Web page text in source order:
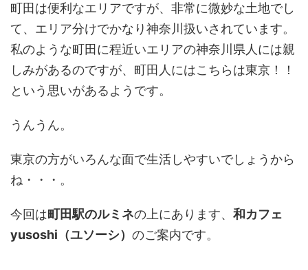
町田は便利なエリアですが、非常に微妙な土地でし
て、エリア分けでかなり神奈川扱いされています。
私のような町田に程近いエリアの神奈川県人には親
しみがあるのですが、町田人にはこちらは東京！！
という思いがあるようです。
うんうん。
東京の方がいろんな面で生活しやすいでしょうから
ね・・・。
今回は町田駅のルミネの上にあります、 和カフェ
yusoshi（ユソーシ） のご案内です。